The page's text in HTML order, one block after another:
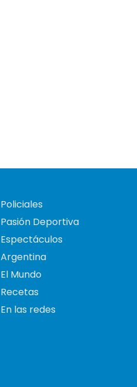
Policiales
Pasión Deportiva
Espectáculos
Argentina
El Mundo
Recetas
En las redes